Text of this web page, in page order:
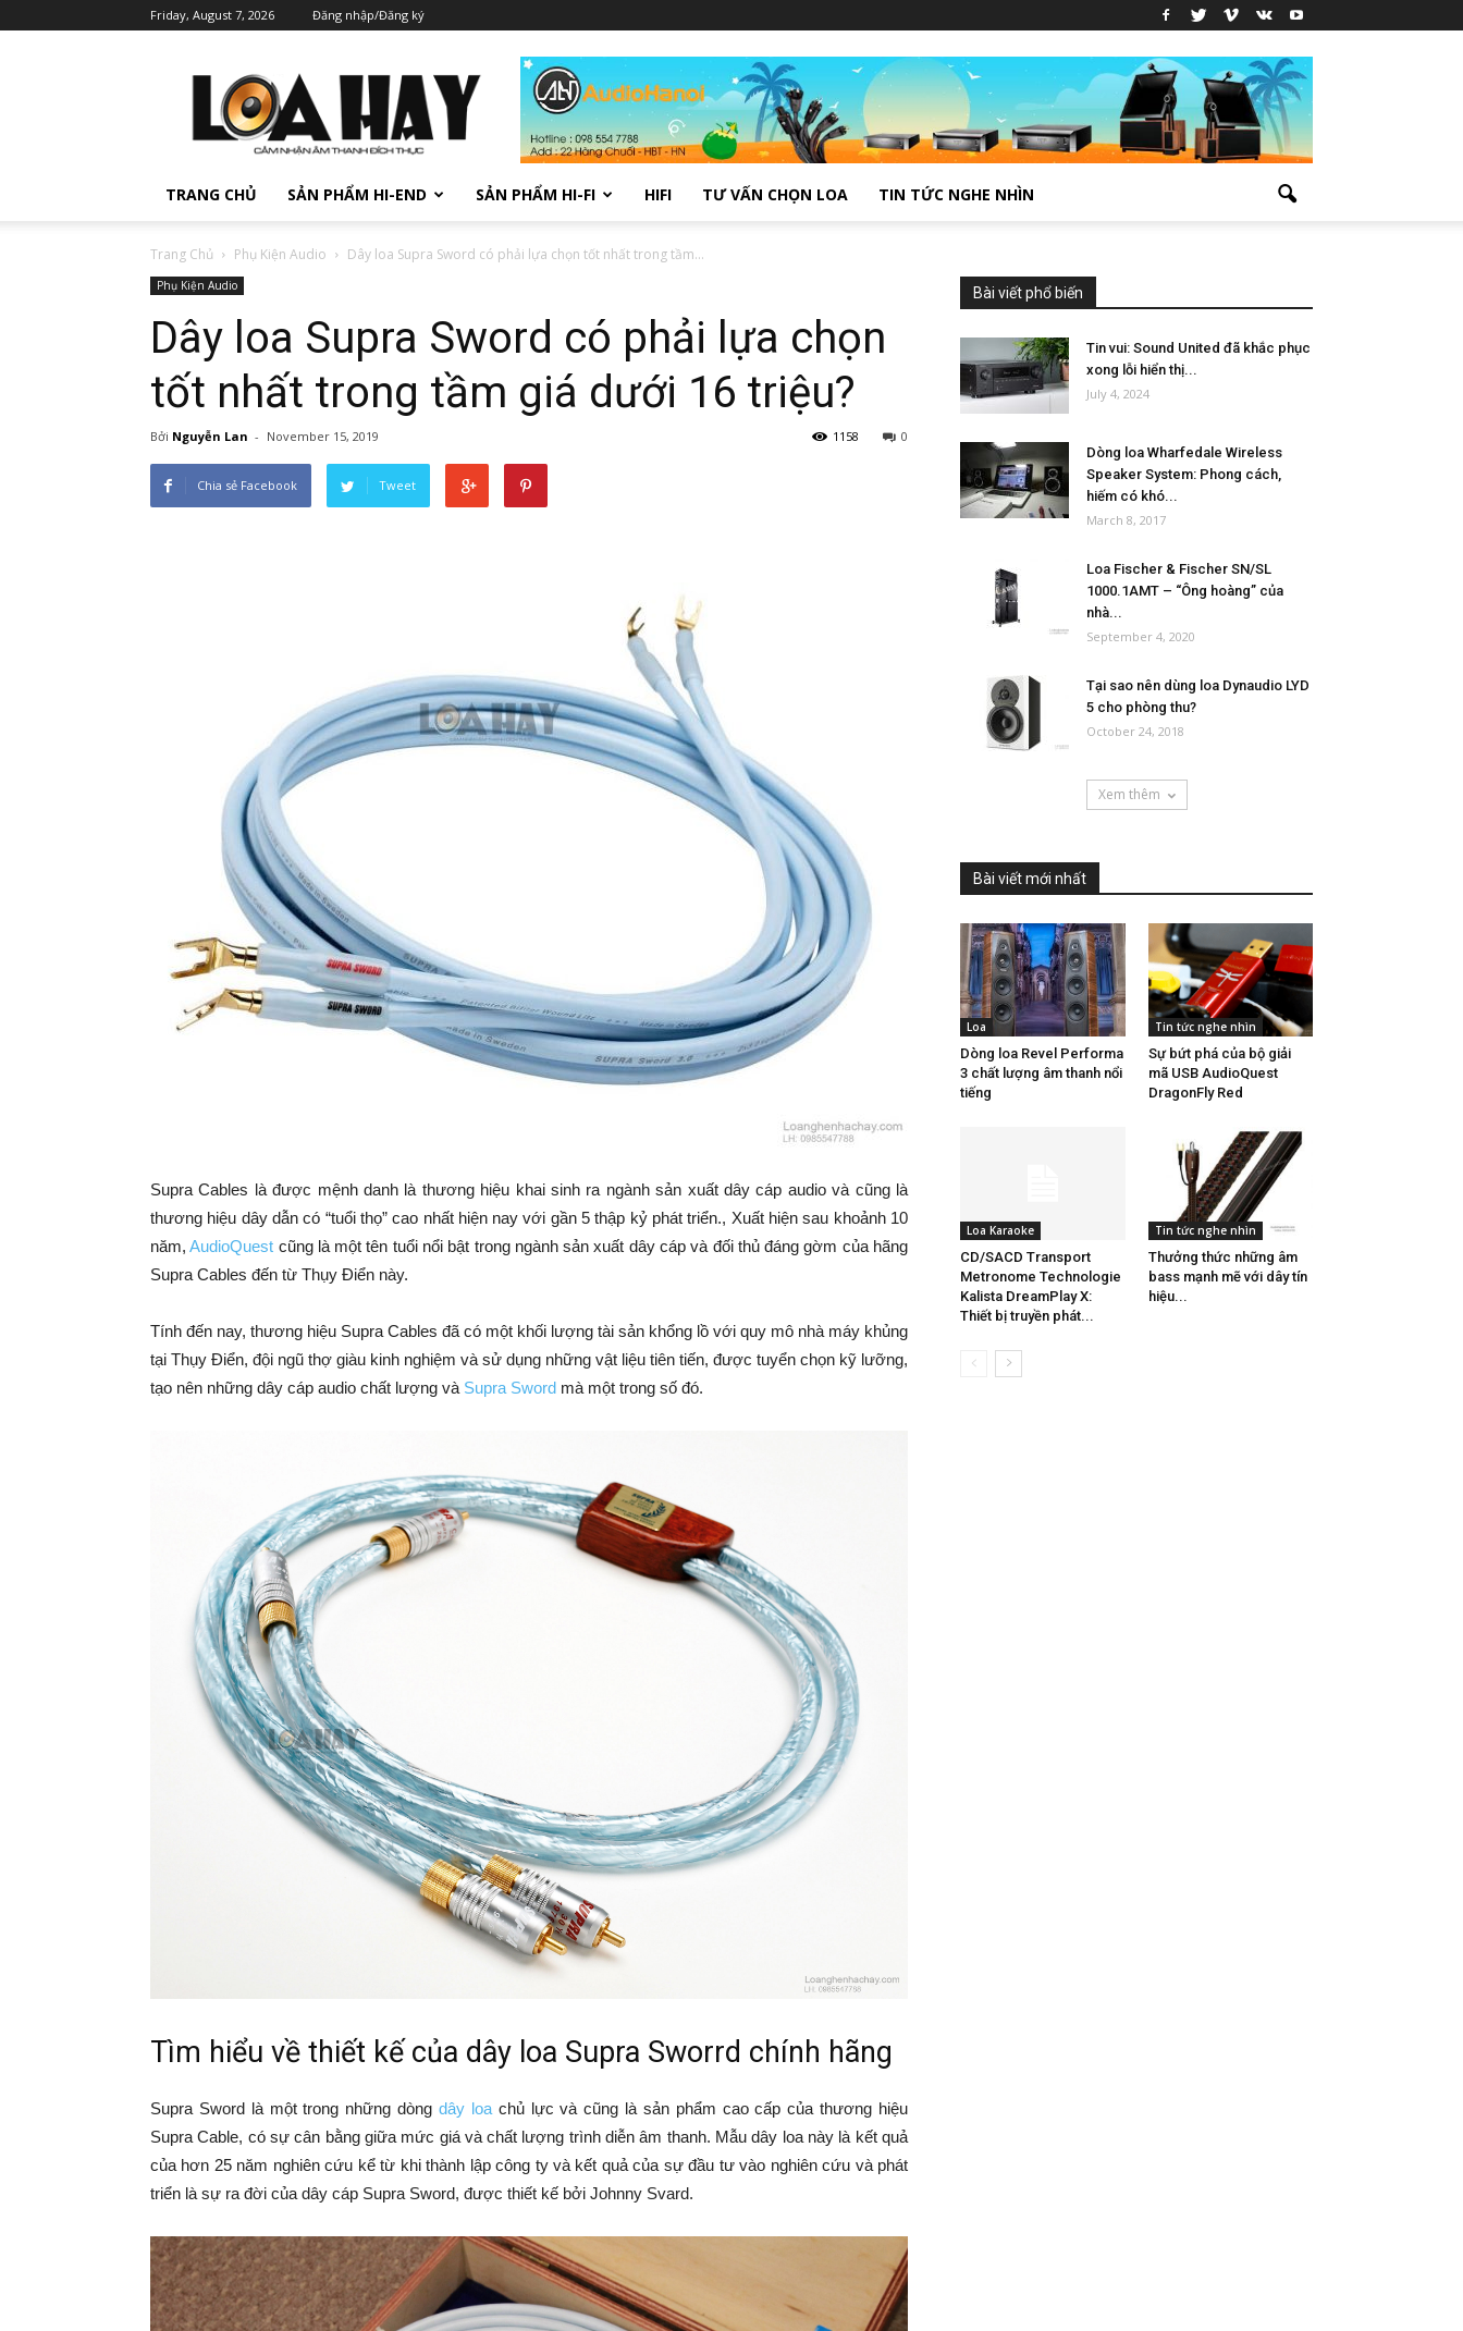
Friday, August 7, 2026 Đăng nhập/Đăng ký
TRANG CHỦ SẢN PHẨM HI-END SẢN PHẨM HI-FI HIFI TƯ VẤN CHỌN LOA TIN TỨC NGHE NHÌN
Trang Chủ Phụ Kiện Audio Dây loa Supra Sword có phải lựa chọn tốt nhất trong tầm...
Phụ Kiện Audio
Dây loa Supra Sword có phải lựa chọn
tốt nhất trong tầm giá dưới 16 triệu?
Bởi Nguyễn Lan - November 15, 2019 0
1158
Chia sẻ Facebook Tweet
Supra Cables là được mệnh danh là thương hiệu khai sinh ra ngành sản xuất dây cáp audio và cũng là
thương hiệu dây dẫn có “tuổi thọ” cao nhất hiện nay với gần 5 thập kỷ phát triển., Xuất hiện sau khoảnh 10
năm,AudioQuest cũng là một tên tuổi nổi bật trong ngành sản xuất dây cáp và đối thủ đáng gờm của hãng
Supra Cables đến từ Thụy Điển này.
Tính đến nay, thương hiệu Supra Cables đã có một khối lượng tài sản khổng lồ với quy mô nhà máy khủng
tại Thụy Điển, đội ngũ thợ giàu kinh nghiệm và sử dụng những vật liệu tiên tiến, được tuyển chọn kỹ lưỡng,
tạo nên những dây cáp audio chất lượng và Supra Sword mà một trong số đó.
Tìm hiểu về thiết kế của dây loa Supra Sworrd chính hãng
Supra Sword là một trong những dòng dây loachủ lực và cũng là sản phẩm cao cấp của thương hiệu
Supra Cable, có sự cân bằng giữa mức giá và chất lượng trình diễn âm thanh. Mẫu dây loa này là kết quả
của hơn 25 năm nghiên cứu kể từ khi thành lập công ty và kết quả của sự đầu tư vào nghiên cứu và phát
triển là sự ra đời của dây cáp Supra Sword, được thiết kế bởi Johnny Svard.
Bài viết phổ biến
Tin vui: Sound United đã khắc phục
xong lỗi hiển thị...
July 4, 2024
Dòng loa Wharfedale Wireless
Speaker System: Phong cách,
hiếm có khó...
March 8, 2017
Loa Fischer & Fischer SN/SL
1000.1AMT – “Ông hoàng” của
nhà...
September 4, 2020
Tại sao nên dùng loa Dynaudio LYD
5 cho phòng thu?
October 24, 2018
Xem thêm
Bài viết mới nhất
Loa
Dòng loa Revel Performa
3 chất lượng âm thanh nổi
tiếng
Tin tức nghe nhìn
Sự bứt phá của bộ giải
mã USB AudioQuest
DragonFly Red
Loa Karaoke
CD/SACD Transport
Metronome Technologie
Kalista DreamPlay X:
Thiết bị truyền phát...
Tin tức nghe nhìn
Thưởng thức những âm
bass mạnh mẽ với dây tín
hiệu...